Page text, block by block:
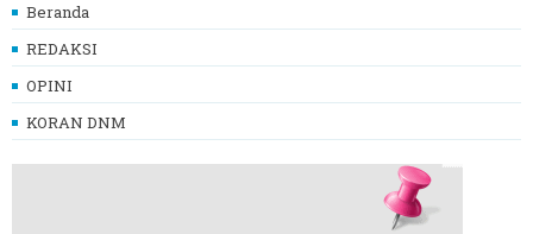
Beranda
REDAKSI
OPINI
KORAN DNM